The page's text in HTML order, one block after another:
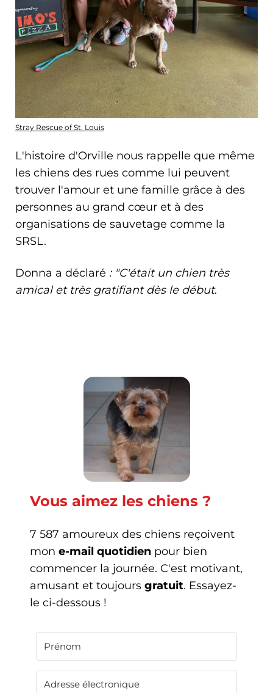
Stray Rescue of St. Louis
L'histoire d'Orville nous rappelle que même
les chiens des rues comme lui peuvent
trouver l'amour et une famille grâce à des
personnes au grand cœur et à des
organisations de sauvetage comme la
SRSL.
Donna a déclaré : "C'était un chien très
amical et très gratifiant dès le début.
Vous aimez les chiens ?
7 587 amoureux des chiens reçoivent
mon e-mail quotidien pour bien
commencer la journée. C'est motivant,
amusant et toujours gratuit. Essayez-
le ci-dessous !